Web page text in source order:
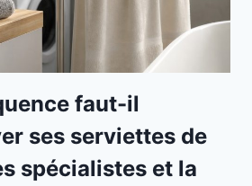
faut-il
ses serviettes de
spécialistes et la